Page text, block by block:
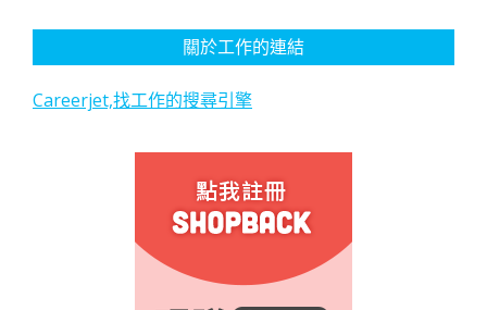
關於工作的連結
Careerjet,找工作的搜尋引擎